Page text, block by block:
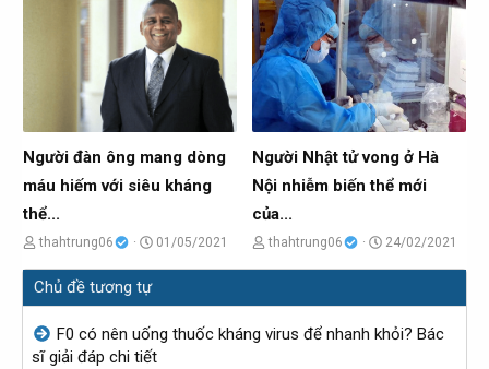
o
b
ở
i
đ
ề
ạ
o
b
ở
i
y
g
ử
i
Người đàn ông mang dòng
máu hiếm với siêu kháng
thể...
C
h
ủ
đ
ề
thahtrung06
N
g
g
01/05/2021
Người Nhật tử vong ở Hà
Nội nhiễm biến thể mới
của...
C
h
thahtrung06
N
g
24/02/2021
Chủ đề tương tự
F0 có nên uống thuốc kháng virus để nhanh khỏi? Bác
sĩ giải đáp chi tiết